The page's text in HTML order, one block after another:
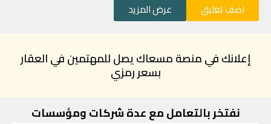
اضف تعليق عرض المزيد
إعلانك في منصة مسعاك يصل للمهتمين في العقار
بسعر رمزي
نفتخر بالتعامل مع عدة شركات ومؤسسات